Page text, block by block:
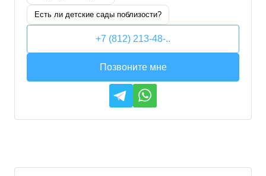
Есть ли детские сады поблизости?
+7 (812) 213-48-..
Позвоните мне